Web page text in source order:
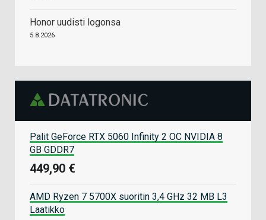
Honor uudisti logonsa
5.8.2026
Palit GeForce RTX 5060 Infinity 2 OC NVIDIA 8
GB GDDR7
449,90 €
AMD Ryzen 7 5700X suoritin 3,4 GHz 32 MB L3
Laatikko